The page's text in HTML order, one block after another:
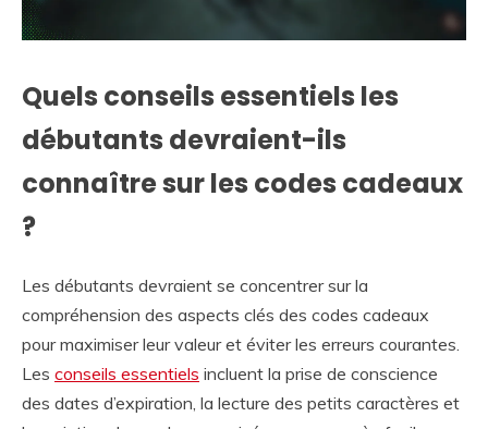
Quels conseils essentiels les
débutants devraient-ils
connaître sur les codes cadeaux
?
Les débutants devraient se concentrer sur la
compréhension des aspects clés des codes cadeaux
pour maximiser leur valeur et éviter les erreurs courantes.
Les conseils essentiels incluent la prise de conscience
des dates d’expiration, la lecture des petits caractères et